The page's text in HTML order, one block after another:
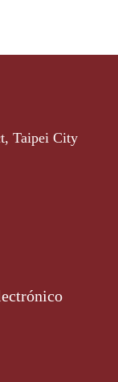
Taipei City